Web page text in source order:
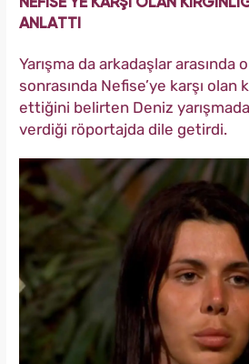
ANLATTI
Yarışma da arkadaşlar arasında
sonrasında Nefise’ye karşı olan
ettiğini belirten Deniz
verdiği röportajda dile getirdi.